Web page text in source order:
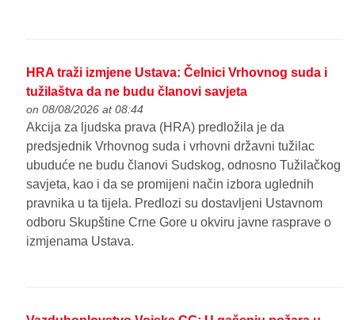
HRA traži izmjene Ustava: Čelnici Vrhovnog suda i
tužilaštva da ne budu članovi savjeta
on 08/08/2026 at 08:44
Akcija za ljudska prava (HRA) predložila je da
predsjednik Vrhovnog suda i vrhovni državni tužilac
ubuduće ne budu članovi Sudskog, odnosno Tužilačkog
savjeta, kao i da se promijeni način izbora uglednih
pravnika u ta tijela. Predlozi su dostavljeni Ustavnom
odboru Skupštine Crne Gore u okviru javne rasprave o
izmjenama Ustava.